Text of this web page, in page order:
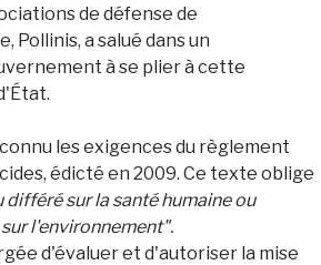
de défense de
Pollinis, a salué dans un
à se plier à cette
les exigences du règlement
édicté en 2009. Ce texte oblige
sur la santé humaine ou
l'environnement".
d'évaluer et d'autoriser la mise